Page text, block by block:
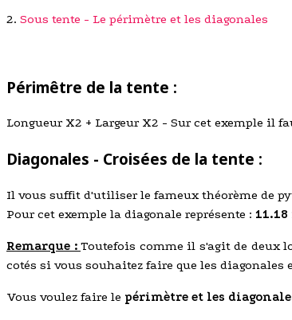
2. Sous tente - Le périmètre et les diagonales
Périmêtre de la tente :
Longueur X2 + Largeur X2 - Sur cet exemple il
Diagonales - Croisées de la tente :
Il vous suffit d'utiliser le fameux théorème de
Pour cet exemple la diagonale représente :
Remarque : Toutefois comme il s'agit de deux
cotés si vous souhaitez faire que les
Vous voulez faire le périmètre et les